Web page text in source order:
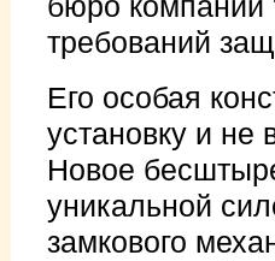
бюро
требований
Его особая
установку и не
Новое
уникальной
замкового